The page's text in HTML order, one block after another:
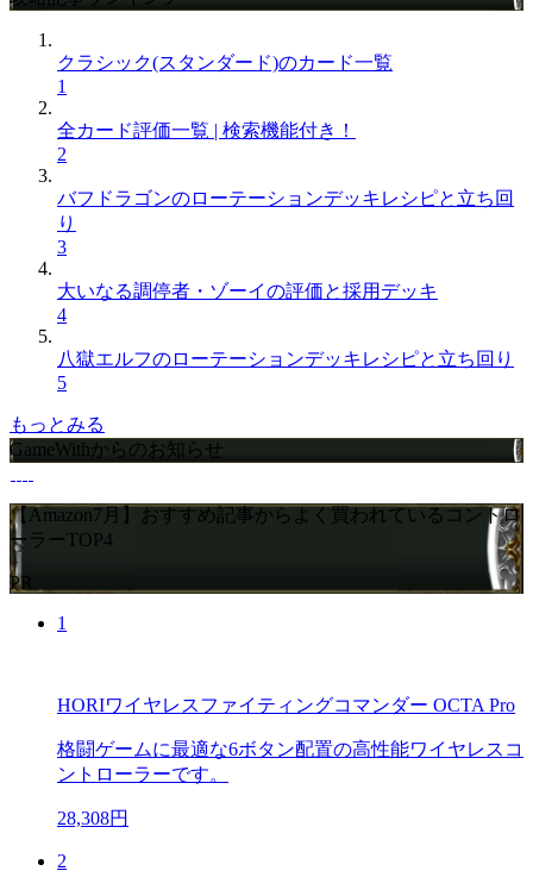
クラシック(スタンダード)のカード一覧
1
全カード評価一覧 | 検索機能付き！
2
バフドラゴンのローテーションデッキレシピと立ち回
り
3
大いなる調停者・ゾーイの評価と採用デッキ
4
八獄エルフのローテーションデッキレシピと立ち回り
5
もっとみる
GameWithからのお知らせ
【Amazon7月】おすすめ記事からよく買われているコントロ
ーラーTOP4
PR
1
HORIワイヤレスファイティングコマンダー OCTA Pro
格闘ゲームに最適な6ボタン配置の高性能ワイヤレスコ
ントローラーです。
28,308円
2